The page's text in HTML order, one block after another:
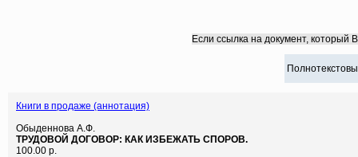
Если ссылка на документ, который
Книги в продаже (аннотация)
Обыденнова А.Ф.
ТРУДОВОЙ ДОГОВОР: КАК ИЗБЕЖАТЬ СПОРОВ.
100.00 р.